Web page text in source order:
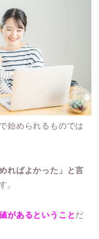
始められるものでは
ればよかった」と言
。
があるということだ